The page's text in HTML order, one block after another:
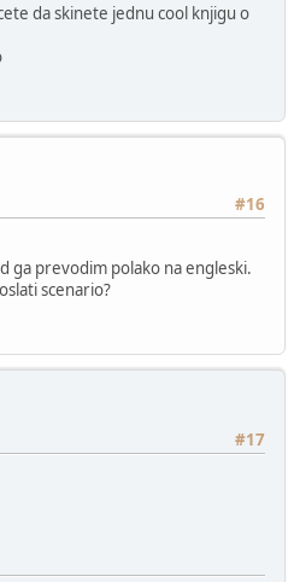
da skinete jednu cool knjigu o
#16
ga prevodim polako na engleski.
scenario?
#17